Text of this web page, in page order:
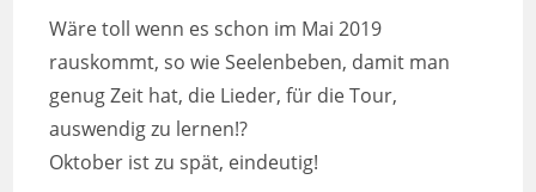
Wäre toll wenn es schon im Mai 2019
rauskommt, so wie Seelenbeben, damit man
genug Zeit hat, die Lieder, für die Tour,
auswendig zu lernen!?
Oktober ist zu spät, eindeutig!